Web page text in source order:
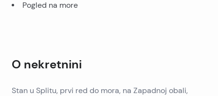
Pogled na more
O nekretnini
Stan u Splitu, prvi red do mora, na Zapadnoj obali,